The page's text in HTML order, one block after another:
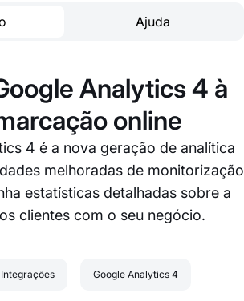
Ajuda
Analytics 4 à
online
4 é a nova geração de analítica
melhoradas de monitorização
estatísticas detalhadas sobre a
clientes com o seu negócio.
Integrações Google Analytics 4